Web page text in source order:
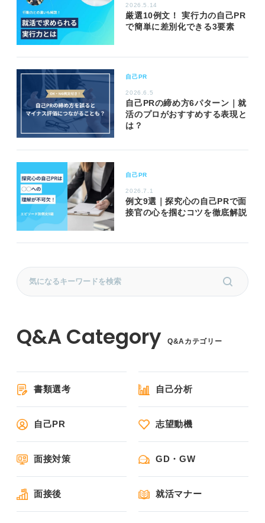
2026.5.14
厳選10例文！ 実行力の自己PR
で簡単に差別化できる3要素
自己PR
2026.6.5
自己PRの締め方6パターン｜就
活のプロがおすすめする表現と
は？
自己PR
2026.7.1
例文9選｜探究心の自己PRで面
接官の心を掴むコツを徹底解説
Q&Aカテゴリー
書類選考 自己分析
自己PR 志望動機
面接対策 GD・GW
面接後 就活マナー